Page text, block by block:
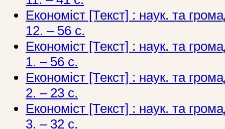
Економіст [Текст] : наук. та
12. – 56 с.
Економіст [Текст] : наук. та
1. – 56 с.
Економіст [Текст] : наук. та
2. – 23 с.
Економіст [Текст] : наук. та
3. – 32 с.